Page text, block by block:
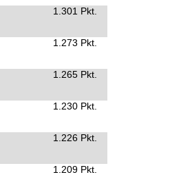
1.301 Pkt.
1.273 Pkt.
1.265 Pkt.
1.230 Pkt.
1.226 Pkt.
1.209 Pkt.